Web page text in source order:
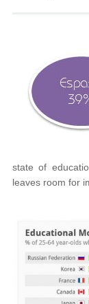
state of
leaves room for